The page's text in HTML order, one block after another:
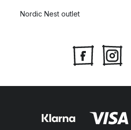
Nordic Nest outlet